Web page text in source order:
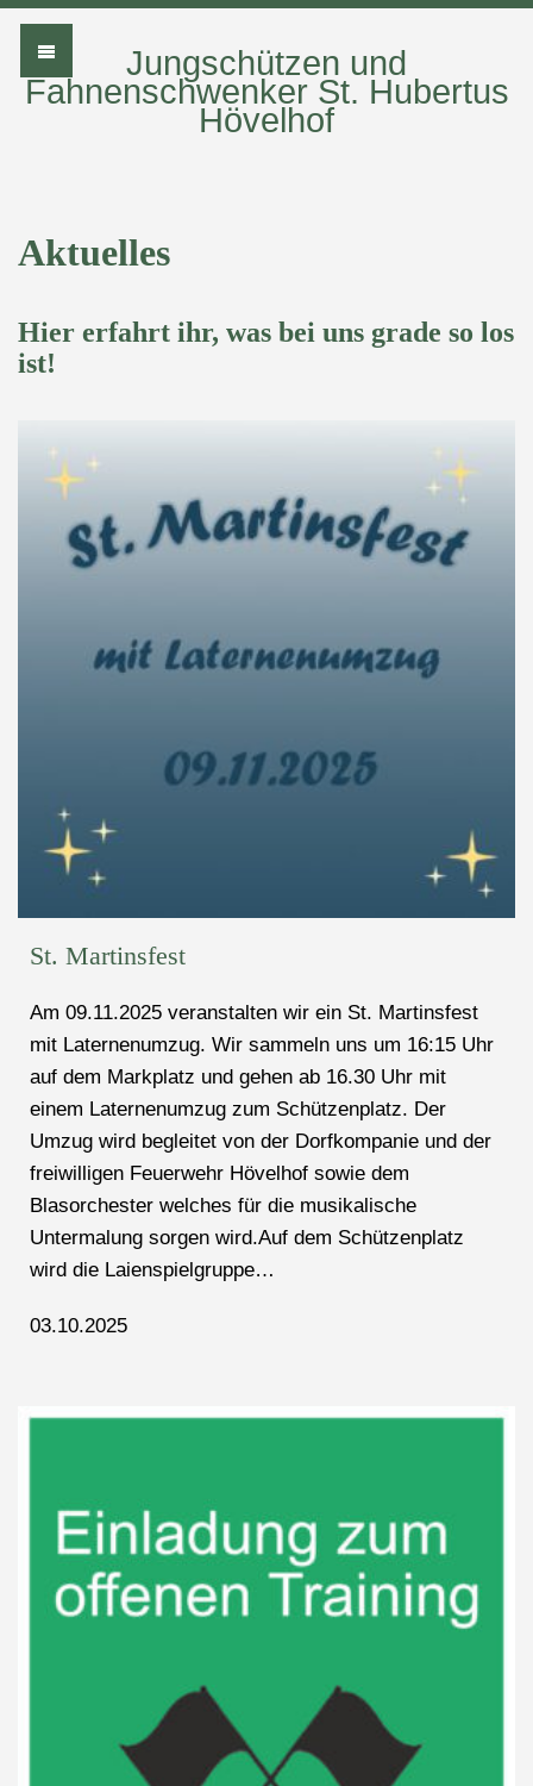
Jungschützen und
Fahnenschwenker St. Hubertus
Hövelhof
Aktuelles
Hier erfahrt ihr, was bei uns grade so los
ist!
St. Martinsfest
Am 09.11.2025 veranstalten wir ein St. Martinsfest
mit Laternenumzug. Wir sammeln uns um 16:15 Uhr
auf dem Markplatz und gehen ab 16.30 Uhr mit
einem Laternenumzug zum Schützenplatz. Der
Umzug wird begleitet von der Dorfkompanie und der
freiwilligen Feuerwehr Hövelhof sowie dem
Blasorchester welches für die musikalische
Untermalung sorgen wird.Auf dem Schützenplatz
wird die Laienspielgruppe…
03.10.2025